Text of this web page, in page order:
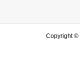
Copyright ©